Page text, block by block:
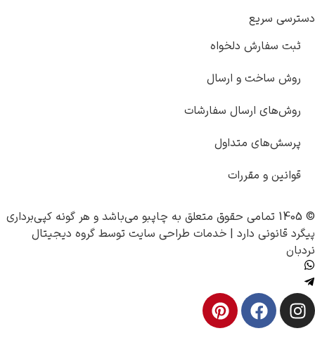
دسترسی سریع
ثبت سفارش دلخواه
روش ساخت و ارسال
روش‌های ارسال سفارشات
پرسش‌های متداول
قوانین و مقررات
© 1405 تمامی حقوق متعلق به چاپبو می‌باشد و هر گونه کپی‌برداری
پیگرد قانونی دارد | خدمات طراحی سایت توسط گروه دیجیتال
نردبان